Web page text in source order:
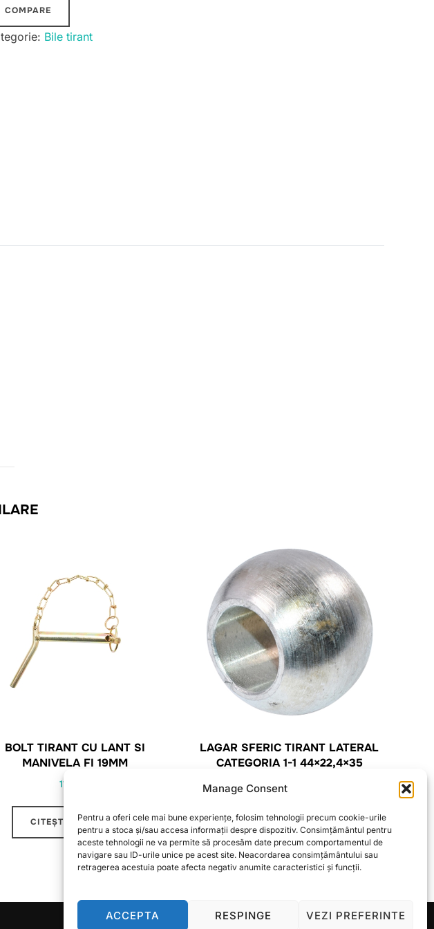
Manage Consent
Pentru a oferi cele mai bune experiențe, folosim tehnologii precum cookie-urile
pentru a stoca și/sau accesa informații despre dispozitiv. Consimțământul pentru
aceste tehnologii ne va permite să procesăm date precum comportamentul de
navigare sau ID-urile unice pe acest site. Neacordarea consimțământului sau
retragerea acestuia poate afecta negativ anumite caracteristici și funcții.
ACCEPTA RESPINGE VEZI PREFERINTE
COMPARE
Bile tirant
BOLT TIRANT CU LANT SI
MANIVELA FI 19MM
11,10
CITEȘTE MAI MULT
LAGAR SFERIC TIRANT LATERAL
CATEGORIA 1-1 44×22,4×35
14,63
CITEȘTE MAI MULT